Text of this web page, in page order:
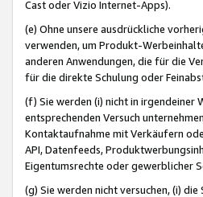
Cast oder Vizio Internet-Apps).
(e) Ohne unsere ausdrückliche
verwenden, um Produkt-
anderen Anwendungen, die für die
für die direkte Schulung oder
(f) Sie werden (i) nicht in irgendeiner
entsprechenden Versuch
Kontaktaufnahme mit Verkäufern
API, Datenfeeds,
Eigentumsrechte oder gewerblicher
(g) Sie werden nicht versuchen, (i)